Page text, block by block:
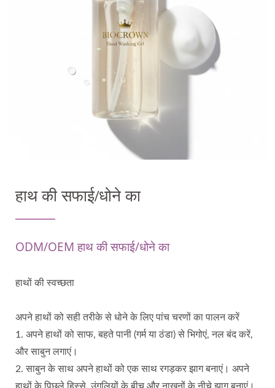
हाथ की सफाई/धोने का
ODM/OEM हाथ की सफाई/धोने का
हाथों की स्वच्छता
अपने हाथों को सही तरीके से धोने के लिए पांच चरणों का पालन करें
1. अपने हाथों को साफ, बहते पानी (गर्म या ठंडा) से भिगोएं, नल बंद करें,
और साबुन लगाएं।
2. साबुन के साथ अपने हाथों को एक साथ रगड़कर झाग बनाएं। अपने